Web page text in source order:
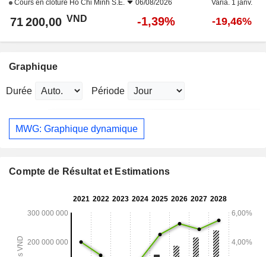
Cours en clôture Ho Chi Minh S.E. 06/08/2026 Varia. 1 janv.
71 200,00 VND -1,39% -19,46%
Graphique
Durée Période
MWG: Graphique dynamique
Compte de Résultat et Estimations